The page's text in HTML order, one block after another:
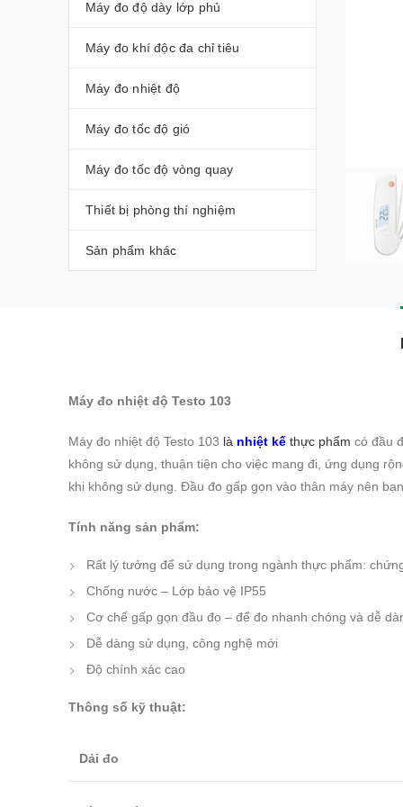
Máy đo độ dày lớp phủ
Máy đo khí độc đa chỉ tiêu
Máy đo nhiệt độ
Máy đo tốc độ gió
Máy đo tốc độ vòng quay
Thiết bị phòng thí nghiệm
Sản phẩm khác
Máy đo nhiệt độ Testo 103
Máy đo nhiệt độ Testo 103 là nhiệt kế thực phẩm có đầu
không sử dụng, thuận tiện cho việc mang đi, ứng dụng
khi không sử dụng. Đầu đo gấp gọn vào thân máy nên
Tính năng sản phẩm:
Rất lý tưởng để sử dụng trong ngành thực phẩm:
Chống nước – Lớp bảo vệ IP55
Cơ chế gấp gọn đầu đo – để đo nhanh chóng và dễ
Dễ dàng sử dụng, công nghệ mới
Độ chính xác cao
Thông số kỹ thuật:
Dải đo